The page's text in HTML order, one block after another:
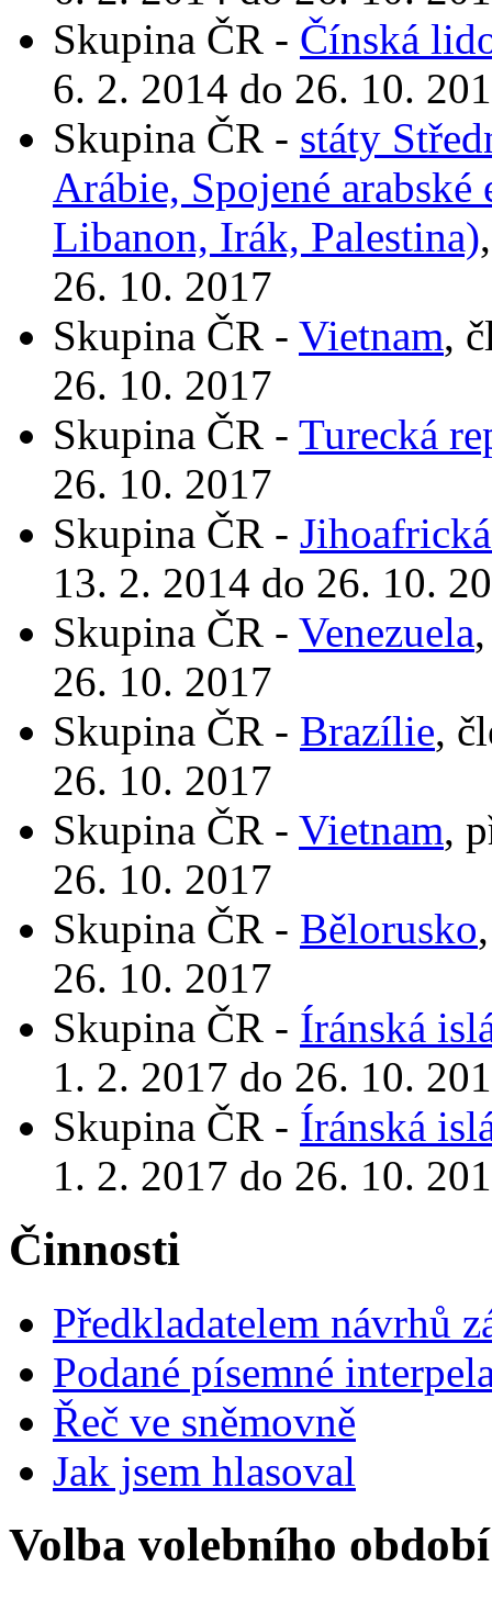
Skupina ČR - Čínská
6. 2. 2014 do 26. 10.
Skupina ČR - státy
Arábie, Spojené
Libanon, Irák, Palestina)
26. 10. 2017
Skupina ČR - Vietnam,
26. 10. 2017
Skupina ČR - Turecká
26. 10. 2017
Skupina ČR -
13. 2. 2014 do 26. 10.
Skupina ČR - Venezuela
26. 10. 2017
Skupina ČR - Brazílie,
26. 10. 2017
Skupina ČR - Vietnam,
26. 10. 2017
Skupina ČR - Bělorusko
26. 10. 2017
Skupina ČR - Íránská
1. 2. 2017 do 26. 10.
Skupina ČR - Íránská
1. 2. 2017 do 26. 10.
Činnosti
Předkladatelem návrhů
Podané písemné
Řeč ve sněmovně
Jak jsem hlasoval
Volba volebního období